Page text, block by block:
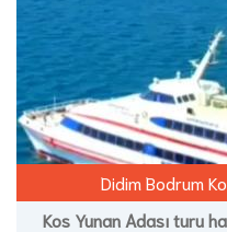
Didim Bodrum
Kos Yunan Adası turu